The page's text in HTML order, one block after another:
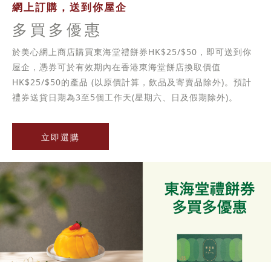
網上訂購，送到你屋企
多買多優惠
於美心網上商店購買東海堂禮餅券HK$25/$50，即可送到你
屋企，憑券可於有效期內在香港東海堂餅店換取價值
HK$25/$50的產品 (以原價計算，飲品及寄賣品除外)。預計
禮券送貨日期為3至5個工作天(星期六、日及假期除外)。
立即選購